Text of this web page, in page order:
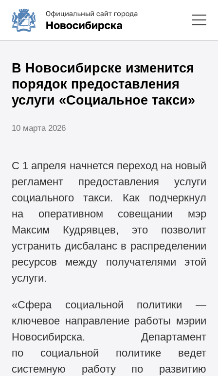
В Новосибирске изменится
порядок предоставления
услуги «Социальное такси»
10 марта 2026
С 1 апреля начнется переход на новый
регламент предоставления услуги
социального такси. Как подчеркнул
на оперативном совещании мэр
Максим Кудрявцев, это позволит
устранить дисбаланс в распределении
ресурсов между получателями этой
услуги.
«Сфера социальной политики —
ключевое направление работы мэрии
Новосибирска. Департамент
по социальной политике ведет
системную работу по развитию